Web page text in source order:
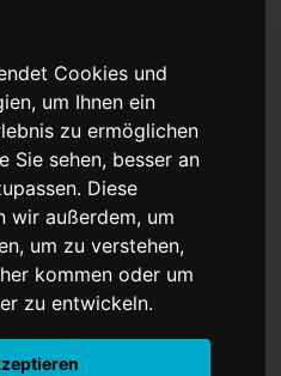
Cookies und
um Ihnen ein
zu ermöglichen
Sie sehen, besser an
Diese
wir außerdem, um
um zu verstehen,
kommen oder um
zu entwickeln.
Präsident
60 Jahren